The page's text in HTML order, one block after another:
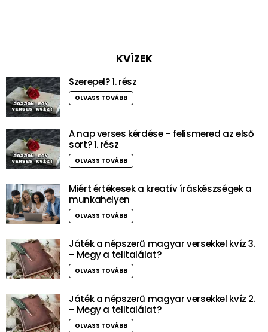
KVÍZEK
Szerepel? 1. rész
OLVASS TOVÁBB
A nap verses kérdése – felismered az első
sort? 1. rész
OLVASS TOVÁBB
Miért értékesek a kreatív íráskészségek a
munkahelyen
OLVASS TOVÁBB
Játék a népszerű magyar versekkel kvíz 3.
– Megy a telitalálat?
OLVASS TOVÁBB
Játék a népszerű magyar versekkel kvíz 2.
– Megy a telitalálat?
OLVASS TOVÁBB